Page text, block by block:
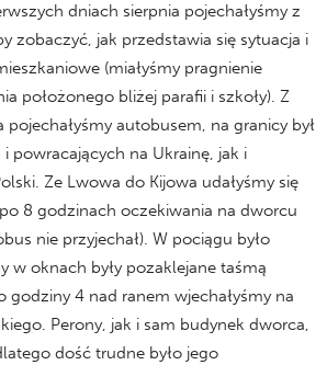
dniach sierpnia pojechałyśmy z
zobaczyć, jak przedstawia się sytuacja i
(miałyśmy pragnienie
położonego bliżej parafii i szkoły). Z
autobusem, na granicy był
powracających na Ukrainę, jak i
Ze Lwowa do Kijowa udałyśmy się
8 godzinach oczekiwania na dworcu
nie przyjechał). W pociągu było
w oknach były pozaklejane taśmą
godziny 4 nad ranem wjechałyśmy na
Perony, jak i sam budynek dworca,
dość trudne było jego